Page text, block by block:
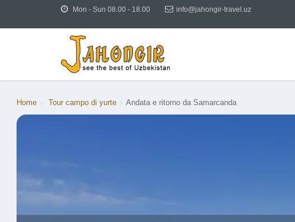
Mon - Sun 08.00 - 18.00 info@jahongir-travel.uz
Home › Tour campo di yurte › Andata e ritorno da Samarcanda